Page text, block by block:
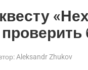
Aleksandr Zhukov